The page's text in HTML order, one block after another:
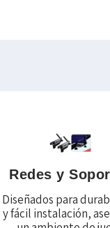
Redes y
Diseñados para
y fácil instalación,